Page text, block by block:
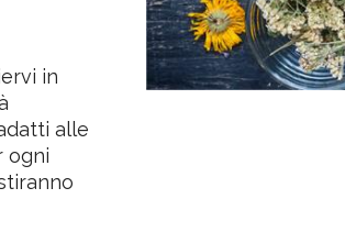
in
alle
ogni